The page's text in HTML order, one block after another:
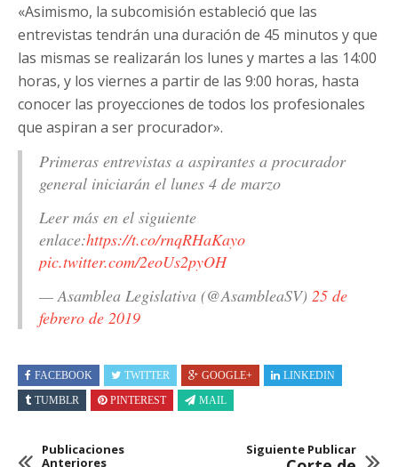
«Asimismo, la subcomisión estableció que las
entrevistas tendrán una duración de 45 minutos y que
las mismas se realizarán los lunes y martes a las 14:00
horas, y los viernes a partir de las 9:00 horas, hasta
conocer las proyecciones de todos los profesionales
que aspiran a ser procurador».
Primeras entrevistas a aspirantes a procurador
general iniciarán el lunes 4 de marzo
Leer más en el siguiente
enlace:https://t.co/rnqRHaKayo
pic.twitter.com/2eoUs2pyOH
— Asamblea Legislativa (@AsambleaSV) 25 de
febrero de 2019
FACEBOOK TWITTER GOOGLE+
LINKEDIN
TUMBLR
PINTEREST MAIL
Publicaciones
Anteriores
Siguiente Publicar